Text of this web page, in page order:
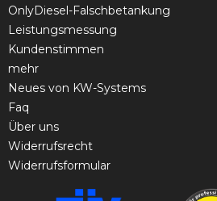
OnlyDiesel-Falschbetankung
Leistungsmessung
Kundenstimmen
mehr
Neues von KW-Systems
Faq
Über uns
Widerrufsrecht
Widerrufsformular